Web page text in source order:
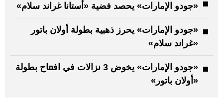
«جودو الإمارات» يحصد فضية «أستانا غراند سلام»
«جودو الإمارات» يحرز ذهبية بطولة أولان باتور
«غراند سلام»
«جودو الإمارات» يخوض 3 نزالات في افتتاح بطولة
«أولان باتور»